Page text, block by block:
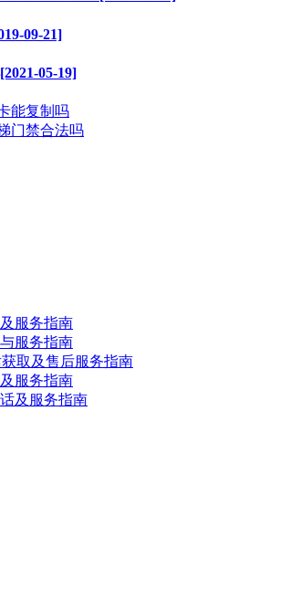
09-21]
05-19]
能复制吗
门禁合法吗
服务指南
服务指南
取及售后服务指南
服务指南
及服务指南